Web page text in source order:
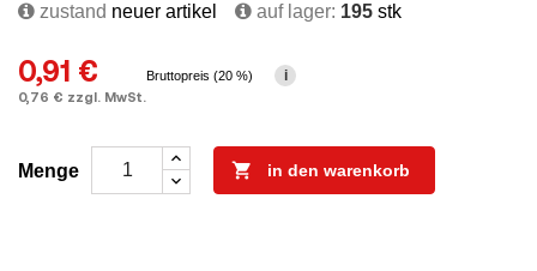
zustand neuer artikel auf lager: 195 stk
0,91 €
0,76 € zzgl. MwSt.
Bruttopreis (20 %) i
Menge  in den warenkorb